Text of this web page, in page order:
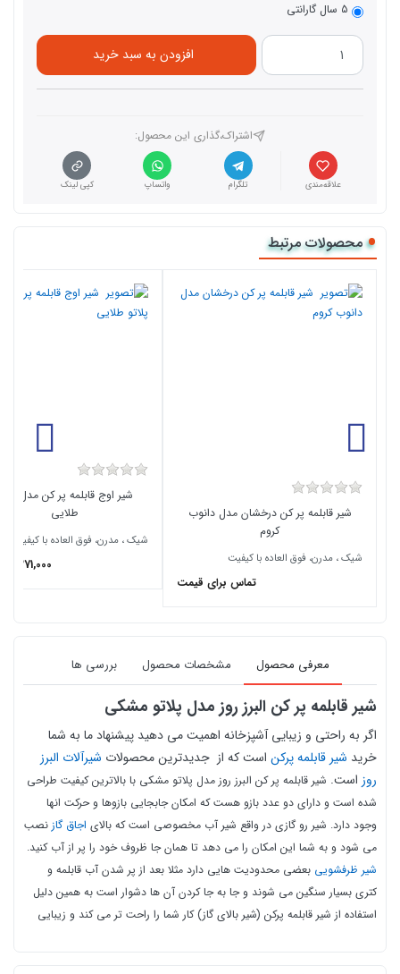
5 سال گارانتی
افزودن به سبد خرید
اشتراک،گذاری این محصول‌:
علاقه‌مندی تلگرام واتساپ کپی لینک
محصولات مرتبط
شیر قابلمه پر کن درخشان مدل دانوب
کروم
شیک ، مدرن، فوق العاده با کیفیت
تماس برای قیمت
شیر اوج قابلمه پر کن مدل
طلایی
شیک ، مدرن، فوق العاده با کیفیت
18,371,000
معرفی محصول مشخصات محصول بررسی ها
شیر قابلمه پر کن البرز روز مدل پلاتو مشکی
اگر به راحتی و زیبایی آشپزخانه اهمیت می دهید پیشنهاد ما به شما
خرید شیر قابلمه پرکن است که از جدیدترین محصولات شیرآلات البرز
روز است. شیر قابلمه پر کن البرز روز مدل پلاتو مشکی با بالاترین کیفیت طراحی
شده است و دارای دو عدد بازو هست که امکان جابجایی بازوها و حرکت انها
وجود دارد. شیر رو گازی در واقع شیر آب مخصوصی است که بالای اجاق گاز نصب
می‌ شود و به شما این امکان را می‌ دهد تا همان‌ جا ظروف خود را پر از آب کنید.
شیر ظرفشویی بعضی محدودیت هایی دارد مثلا بعد از پر شدن آب قابلمه و
کتری بسیار سنگین می‌ شوند و جا به‌ جا کردن آن ها دشوار است به همین دلیل
استفاده از شیر قابلمه پرکن (شیر بالای گاز) کار شما را راحت تر می کند و زیبایی